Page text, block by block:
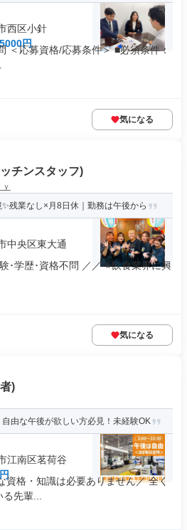
西区小針
円
＜応募資格/応募条件＞ ■必須条件：
気になる
チンスタッフ)
残業なし×月8日休｜勤務は午後から
中央区東大通
･学歴･資格不問 ／／ ⭐飲食業界に興
気になる
)
自由な午後が欲しい方必見！未経験OK
江南区茗荷谷
資格・知識は必要ありません／ 全く
先輩...